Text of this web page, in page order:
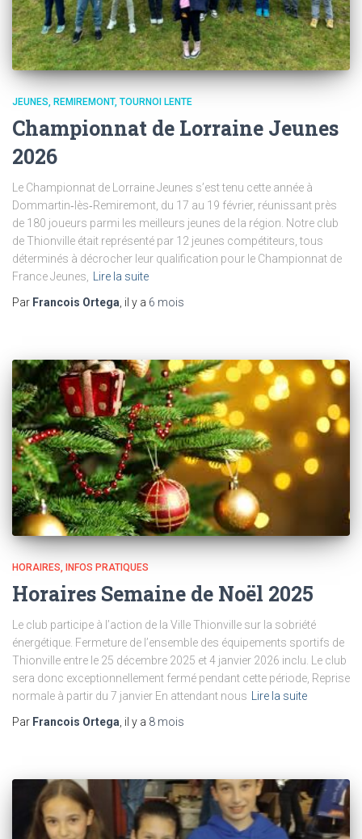
JEUNES REMIREMONT TOURNOI LENTE
Championnat de Lorraine Jeunes
2026
Le Championnat de Lorraine Jeunes s’est tenu cette année à
Dommartin‑lès‑Remiremont, du 17 au 19 février, réunissant près
de 180 joueurs parmi les meilleurs jeunes de la région. Notre club
de Thionville était représenté par 12 jeunes compétiteurs, tous
déterminés à décrocher leur qualification pour le Championnat de
France Jeunes,
Lire la suite
Par Francois Ortega , il y a 6 mois
HORAIRES INFOS PRATIQUES
Horaires Semaine de Noël 2025
Le club participe à l’action de la Ville Thionville sur la sobriété
énergétique. Fermeture de l’ensemble des équipements sportifs de
Thionville entre le 25 décembre 2025 et 4 janvier 2026 inclu. Le club
sera donc exceptionnellement fermé pendant cette période, Reprise
normale à partir du 7 janvier En attendant nous
Lire la suite
Par Francois Ortega , il y a 8 mois